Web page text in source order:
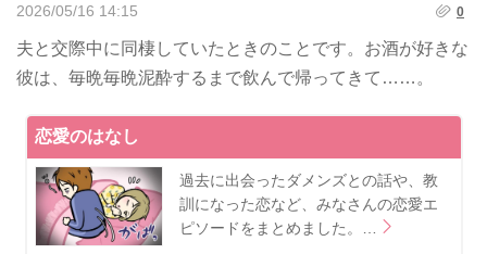
2026/05/16 14:15 0
夫と交際中に同棲していたときのことです。お酒が好きな
彼は、毎晩毎晩泥酔するまで飲んで帰ってきて……。
恋愛のはなし
過去に出会ったダメンズとの話や、教
訓になった恋など、みなさんの恋愛エ
ピソードをまとめました。…